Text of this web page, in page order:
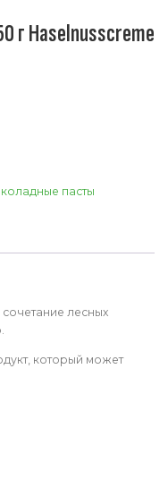
г Haselnusscreme
пасты
сочетание лесных
который может